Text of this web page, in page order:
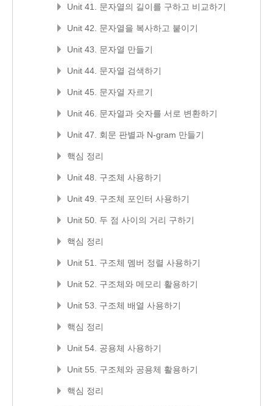
Unit 41. 문자열의 길이를 구하고 비교하기
Unit 42. 문자열을 복사하고 붙이기
Unit 43. 문자열 만들기
Unit 44. 문자열 검색하기
Unit 45. 문자열 자르기
Unit 46. 문자열과 숫자를 서로 변환하기
Unit 47. 회문 판별과 N-gram 만들기
핵심 정리
Unit 48. 구조체 사용하기
Unit 49. 구조체 포인터 사용하기
Unit 50. 두 점 사이의 거리 구하기
핵심 정리
Unit 51. 구조체 멤버 정렬 사용하기
Unit 52. 구조체와 메모리 활용하기
Unit 53. 구조체 배열 사용하기
핵심 정리
Unit 54. 공용체 사용하기
Unit 55. 구조체와 공용체 활용하기
핵심 정리